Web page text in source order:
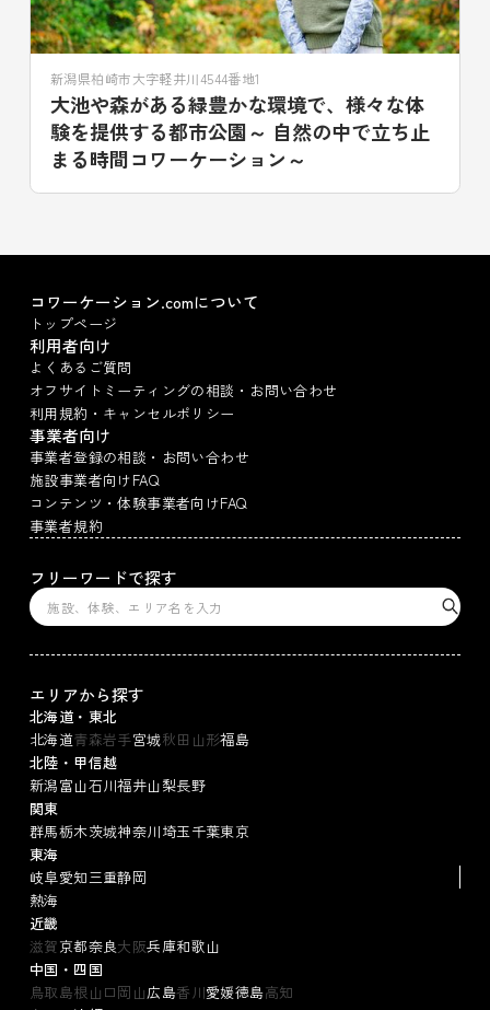
新潟県柏崎市大字軽井川4544番地1
大池や森がある緑豊かな環境で、様々な体
験を提供する都市公園～ 自然の中で立ち止
まる時間コワーケーション～
コワーケーション.comについて
トップページ
利用者向け
よくあるご質問
オフサイトミーティングの相談・お問い合わせ
利用規約・キャンセルポリシー
事業者向け
事業者登録の相談・お問い合わせ
施設事業者向けFAQ
コンテンツ・体験事業者向けFAQ
事業者規約
フリーワードで探す
エリアから探す
北海道・東北
北海道青森岩手宮城秋田 山形福島
北陸・甲信越
新潟富山石川福井山梨長野
関東
群馬栃木茨城神奈川埼玉千葉東京
東海
岐阜愛知三重静岡
熱海
近畿
滋賀京都奈良大阪兵庫和歌山
中国・四国
鳥取島根 山口岡山広島香川愛媛徳島高知